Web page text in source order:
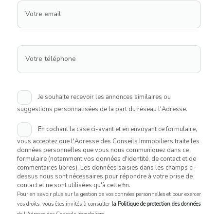
Votre email
Votre téléphone
Je souhaite recevoir les annonces similaires ou
suggestions personnalisées de la part du réseau l'Adresse.
En cochant la case ci-avant et en envoyant ce formulaire,
vous acceptez que l'Adresse des Conseils Immobiliers traite les
données personnelles que vous nous communiquez dans ce
formulaire (notamment vos données d'identité, de contact et de
commentaires libres). Les données saisies dans les champs ci-
dessus nous sont nécessaires pour répondre à votre prise de
contact et ne sont utilisées qu'à cette fin.
Pour en savoir plus sur la gestion de vos données personnelles et pour exercer
vos droits, vous êtes invités à consulter la Politique de protection des données